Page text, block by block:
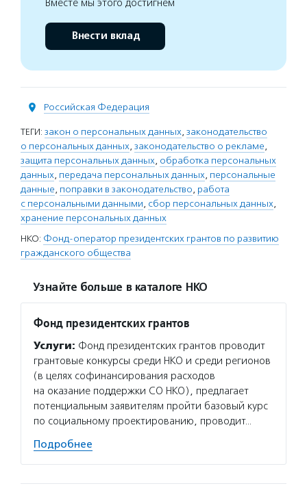
Вместе мы этого достигнем
Внести вклад
Российская Федерация
ТЕГИ: закон о персональных данных, законодательство
о персональных данных, законодательство о рекламе,
защита персональных данных, обработка персональных
данных, передача персональных данных, персональные
данные, поправки в законодательство, работа
с персональными данными, сбор персональных данных,
хранение персональных данных
НКО: Фонд-оператор президентских грантов по развитию
гражданского общества
Узнайте больше в каталоге НКО
Фонд президентских грантов
Услуги: Фонд президентских грантов проводит
грантовые конкурсы среди НКО и среди регионов
(в целях софинансирования расходов
на оказание поддержки СО НКО), предлагает
потенциальным заявителям пройти базовый курс
по социальному проектированию, проводит…
Подробнее